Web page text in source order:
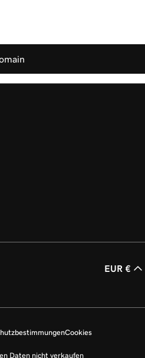
EUR €
Cookies
Daten nicht verkaufen